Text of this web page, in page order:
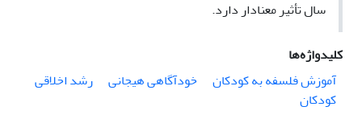
سال تأثیر معنادار دارد.
کلیدواژه‌ها
آموزش فلسفه به کودکان
خودآگاهی هیجانی
رشد اخلاقی
کودکان